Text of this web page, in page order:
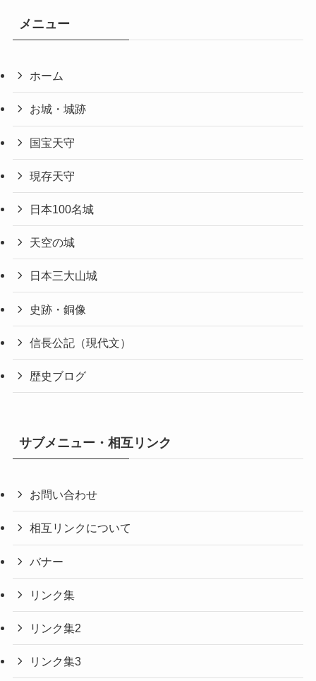
メニュー
ホーム
お城・城跡
国宝天守
現存天守
日本100名城
天空の城
日本三大山城
史跡・銅像
信長公記（現代文）
歴史ブログ
サブメニュー・相互リンク
お問い合わせ
相互リンクについて
バナー
リンク集
リンク集2
リンク集3